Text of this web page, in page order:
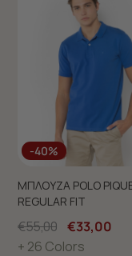
-40%
ΜΠΛΟΥΖΑ POLO
REGULAR FIT
€55,00 €33,00
+ 26 Colors